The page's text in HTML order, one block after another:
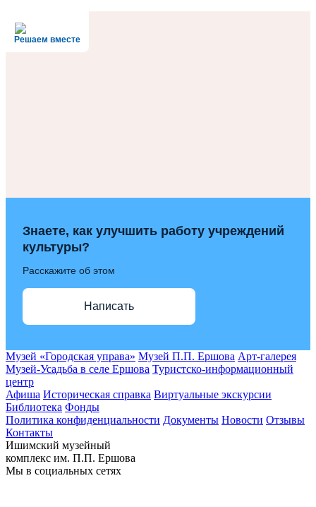
Решаем вместе
Знаете, как улучшить работу учреждений
культуры?
Расскажите об этом
Написать
Музей «Городская управа» Музей П.П. Ершова Арт-галерея
Музей-Усадьба в селе Ершова Туристско-информационный
центр
Афиша Историческая справка Виртуальные экскурсии
Библиотека Фонды
Политика конфиденциальности Документы Новости Отзывы
Контакты
Ишимский музейный
комплекс им. П.П. Ершова
Мы в социальных сетях